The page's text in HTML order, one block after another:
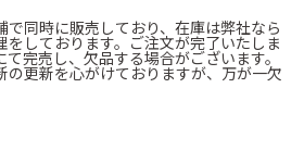
で同時に販売しており、在庫は弊社なら
をしております。ご注文が完了いたしま
完売し、欠品する場合がございます。
の更新を心がけておりますが、万が一欠